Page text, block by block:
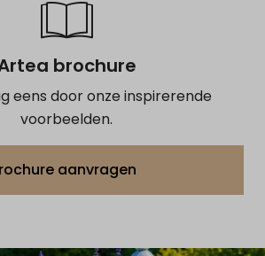
brochure
eens door onze inspirerende
voorbeelden.
aanvragen